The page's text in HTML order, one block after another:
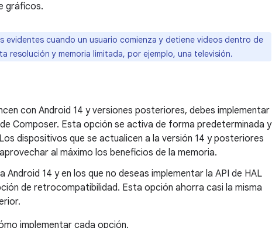
gráficos.
evidentes cuando un usuario comienza y detiene videos dentro de
resolución y memoria limitada, por ejemplo, una televisión.
con Android 14 y versiones posteriores, debes implementar
de Composer. Esta opción se activa de forma predeterminada y
dispositivos que se actualicen a la versión 14 y posteriores
al máximo los beneficios de la memoria.
14 y en los que no deseas implementar la API de HAL
de retrocompatibilidad. Esta opción ahorra casi la misma
implementar cada opción.